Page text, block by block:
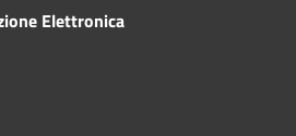
Elettronica